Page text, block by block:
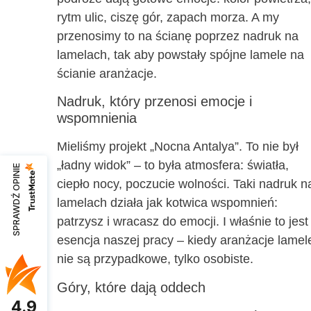
rytm ulic, ciszę gór, zapach morza. A my
przenosimy to na ścianę poprzez nadruk na
lamelach, tak aby powstały spójne lamele na
ścianie aranżacje.
Nadruk, który przenosi emocje i
wspomnienia
Mieliśmy projekt „Nocna Antalya”. To nie był
„ładny widok” – to była atmosfera: światła,
ciepło nocy, poczucie wolności. Taki nadruk
lamelach działa jak kotwica wspomnień:
patrzysz i wracasz do emocji. I właśnie to jest
esencja naszej pracy – kiedy aranżacje
nie są przypadkowe, tylko osobiste.
Góry, które dają oddech
SPRAWDŹ OPINIE
4.9